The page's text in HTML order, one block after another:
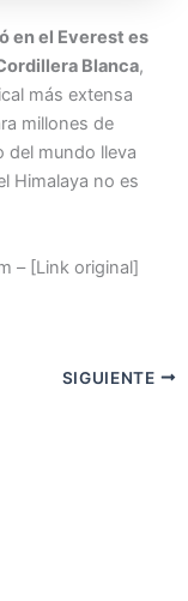
en el Everest es
Blanca,
más extensa
millones de
del mundo lleva
Himalaya no es
– [Link original]
SIGUIENTE